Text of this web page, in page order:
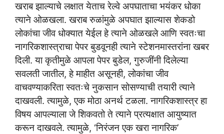
खराब झाल्याचे लक्षात येताच रेल्वे अपघाताचा भयंकर धोका
त्याने ओळखला. खराब रुळांमुळे अपघात झाल्यास शेकडो
लोकांचा जीव धोक्यात येईल हे त्याने ओळखले आणि स्वतःचा
नागरिकशास्त्राचा पेपर बुडवूनही त्याने स्टेशनमास्तरांना खबर
दिली. या कृतीमुळे आपला पेपर बुडेल, गुरुजींनी दिलेल्या
सवलती जातील, हे माहीत असूनही, लोकांचा जीव
वाचवण्याकरिता स्वतःचे नुकसान सोसण्याची तयारी त्याने
दाखवली. त्यामुळे, एक मोठा अनर्थ टळला. नागरिकशास्त्र हा
विषय आपल्याला जे शिकवतो ते त्याने प्रत्यक्षात आयुष्यात
करून दाखवले. त्यामुळे, ‘निरंजन एक खरा नागरिक’